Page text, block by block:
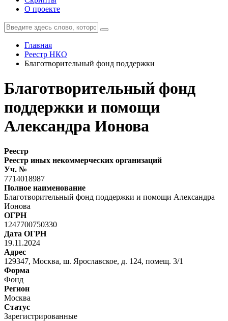
О проекте
Главная
Реестр НКО
Благотворительный фонд поддержки
Благотворительный фонд
поддержки и помощи
Александра Ионова
Реестр
Реестр иных некоммерческих организаций
Уч. №
7714018987
Полное наименование
Благотворительный фонд поддержки и помощи Александра
Ионова
ОГРН
1247700750330
Дата ОГРН
19.11.2024
Адрес
129347, Москва, ш. Ярославское, д. 124, помещ. 3/1
Форма
Фонд
Регион
Москва
Статус
Зарегистрированные